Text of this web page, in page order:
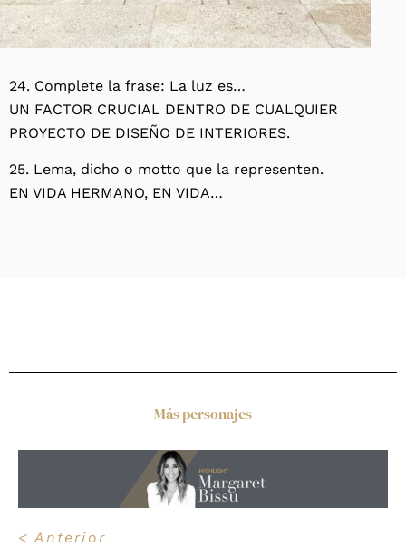
24. Complete la frase: La luz es…
UN FACTOR CRUCIAL DENTRO DE CUALQUIER
PROYECTO DE DISEÑO DE INTERIORES.
25. Lema, dicho o motto que la representen.
EN VIDA HERMANO, EN VIDA…
Más personajes
< Anterior